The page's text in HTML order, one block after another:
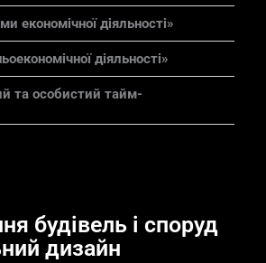
економічної діяльності»
діяльності»
та особистий тайм-
будівель і споруд
дизайн